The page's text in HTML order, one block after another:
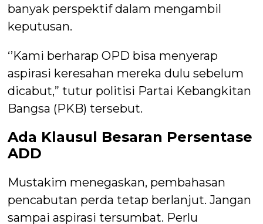
banyak perspektif dalam mengambil
keputusan.
‘’Kami berharap OPD bisa menyerap
aspirasi keresahan mereka dulu sebelum
dicabut,” tutur politisi Partai Kebangkitan
Bangsa (PKB) tersebut.
Ada Klausul Besaran Persentase
ADD
Mustakim menegaskan, pembahasan
pencabutan perda tetap berlanjut. Jangan
sampai aspirasi tersumbat. Perlu